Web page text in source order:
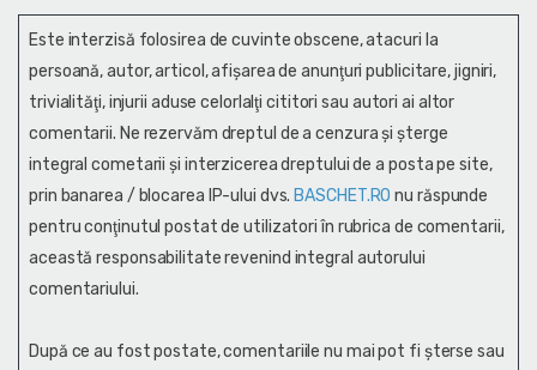
Este interzisă folosirea de cuvinte obscene, atacuri la
persoană, autor, articol, afişarea de anunţuri publicitare, jigniri,
trivialităţi, injurii aduse celorlalţi cititori sau autori ai altor
comentarii. Ne rezervăm dreptul de a cenzura și şterge
integral cometarii și interzicerea dreptului de a posta pe site,
prin banarea / blocarea IP-ului dvs. BASCHET.RO nu răspunde
pentru conţinutul postat de utilizatori în rubrica de comentarii,
această responsabilitate revenind integral autorului
comentariului.
După ce au fost postate, comentariile nu mai pot fi șterse sau